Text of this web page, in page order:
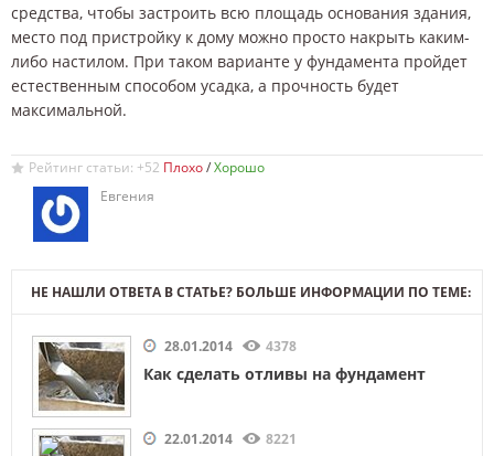
средства, чтобы застроить всю площадь основания здания,
место под пристройку к дому можно просто накрыть каким-
либо настилом. При таком варианте у фундамента пройдет
естественным способом усадка, а прочность будет
максимальной.
Рейтинг статьи: +52
/
Евгения
НЕ НАШЛИ ОТВЕТА В СТАТЬЕ? БОЛЬШЕ ИНФОРМАЦИИ ПО ТЕМЕ:
28.01.2014 4378
Как сделать отливы на фундамент
22.01.2014 8221